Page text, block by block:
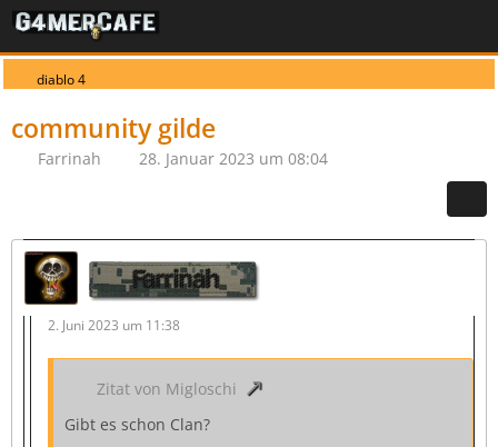
diablo 4
community gilde
Farrinah 28. Januar 2023 um 08:04
Farrinah
2. Juni 2023 um 11:38
Zitat von Migloschi
Gibt es schon Clan?